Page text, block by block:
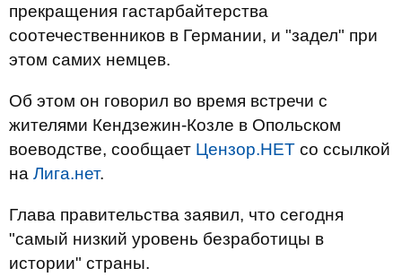
прекращения гастарбайтерства
соотечественников в Германии, и "задел" при
этом самих немцев.
Об этом он говорил во время встречи с
жителями Кендзежин-Козле в Опольском
воеводстве, сообщает Цензор.НЕТ со ссылкой
на Лига.нет.
Глава правительства заявил, что сегодня
"самый низкий уровень безработицы в
истории" страны.